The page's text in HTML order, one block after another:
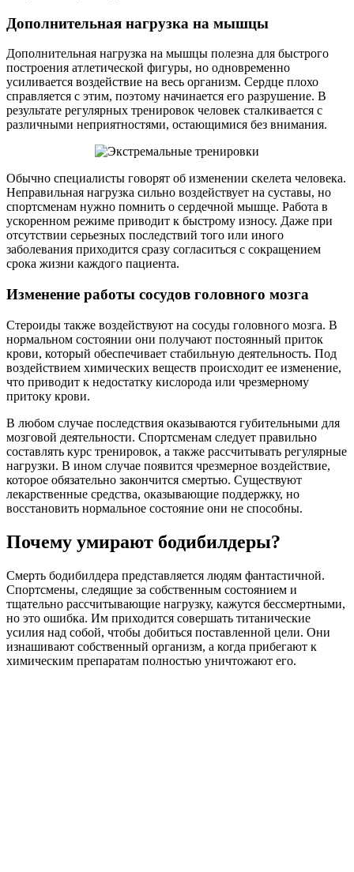
Дополнительная нагрузка на мышцы
Дополнительная нагрузка на мышцы полезна для быстрого
построения атлетической фигуры, но одновременно
усиливается воздействие на весь организм. Сердце плохо
справляется с этим, поэтому начинается его разрушение. В
результате регулярных тренировок человек сталкивается с
различными неприятностями, остающимися без внимания.
Обычно специалисты говорят об изменении скелета человека.
Неправильная нагрузка сильно воздействует на суставы, но
спортсменам нужно помнить о сердечной мышце. Работа в
ускоренном режиме приводит к быстрому износу. Даже при
отсутствии серьезных последствий того или иного
заболевания приходится сразу согласиться с сокращением
срока жизни каждого пациента.
Изменение работы сосудов головного мозга
Стероиды также воздействуют на сосуды головного мозга. В
нормальном состоянии они получают постоянный приток
крови, который обеспечивает стабильную деятельность. Под
воздействием химических веществ происходит ее изменение,
что приводит к недостатку кислорода или чрезмерному
притоку крови.
В любом случае последствия оказываются губительными для
мозговой деятельности. Спортсменам следует правильно
составлять курс тренировок, а также рассчитывать регулярные
нагрузки. В ином случае появится чрезмерное воздействие,
которое обязательно закончится смертью. Существуют
лекарственные средства, оказывающие поддержку, но
восстановить нормальное состояние они не способны.
Почему умирают бодибилдеры?
Смерть бодибилдера представляется людям фантастичной.
Спортсмены, следящие за собственным состоянием и
тщательно рассчитывающие нагрузку, кажутся бессмертными,
но это ошибка. Им приходится совершать титанические
усилия над собой, чтобы добиться поставленной цели. Они
изнашивают собственный организм, а когда прибегают к
химическим препаратам полностью уничтожают его.